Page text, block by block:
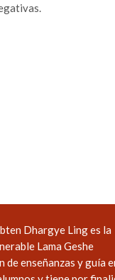
Dhargye Ling es la
Lama Geshe
enseñanzas y guía